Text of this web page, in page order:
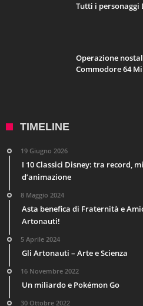
Tutti i personaggi
Operazione
Commodore 64
TIMELINE
19 Giugno 2026
I 10 Classici Disney: tra record,
d’animazione
8 Maggio 2024
Asta benefica di Fraternità e
Artonauti!
5 Aprile 2024
Gli Artonauti – Arte e Scienza
16 Novembre 2022
Un miliardo e Pokémon Go
30 Ottobre 2022